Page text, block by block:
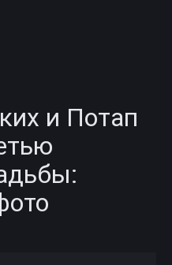
и Потап